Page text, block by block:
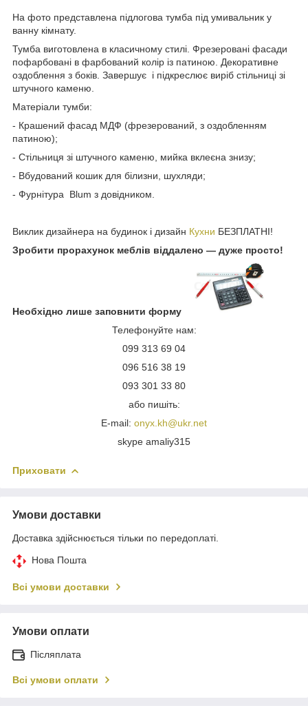
На фото представлена підлогова тумба під умивальник у
ванну кімнату.
Тумба виготовлена в класичному стилі. Фрезеровані фасади
пофарбовані в фарбований колір із патиною. Декоративне
оздоблення з боків. Завершує і підкреслює виріб стільниці зі
штучного каменю.
Матеріали тумби:
- Крашений фасад МДФ (фрезерований, з оздобленням
патиною);
- Стільниця зі штучного каменю, мийка вклеєна знизу;
- Вбудований кошик для білизни, шухляди;
- Фурнітура Blum з довідником.
Виклик дизайнера на будинок і дизайн Кухни БЕЗПЛАТНІ!
Зробити прорахунок меблів віддалено — дуже просто!
Необхідно лише заповнити форму
Телефонуйте нам:
099 313 69 04
096 516 38 19
093 301 33 80
або пишіть:
E-mail: onyx.kh@ukr.net
skype amaliy315
Приховати
Умови доставки
Доставка здійснюється тільки по передоплаті.
Нова Пошта
Всі умови доставки
Умови оплати
Післяплата
Всі умови оплати